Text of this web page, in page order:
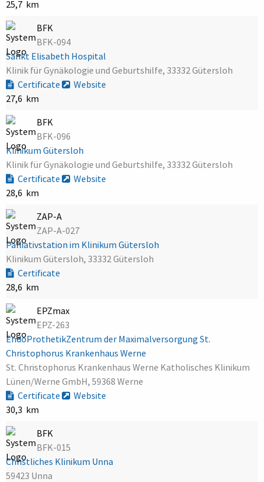
25,7 km
BFK
BFK-094
Sankt Elisabeth Hospital
Klinik für Gynäkologie und Geburtshilfe, 33332 Gütersloh
Certificate
Website
27,6 km
BFK
BFK-096
Klinikum Gütersloh
Klinik für Gynäkologie und Geburtshilfe, 33332 Gütersloh
Certificate
Website
28,6 km
ZAP-A
ZAP-A-027
Palliativstation im Klinikum Gütersloh
Klinikum Gütersloh, 33332 Gütersloh
Certificate
28,6 km
EPZmax
EPZ-263
EndoProthetikZentrum der Maximalversorgung St.
Christophorus Krankenhaus Werne
St. Christophorus Krankenhaus Werne Katholisches Klinikum
Lünen/Werne GmbH, 59368 Werne
Certificate
Website
30,3 km
BFK
BFK-015
Christliches Klinikum Unna
59423 Unna